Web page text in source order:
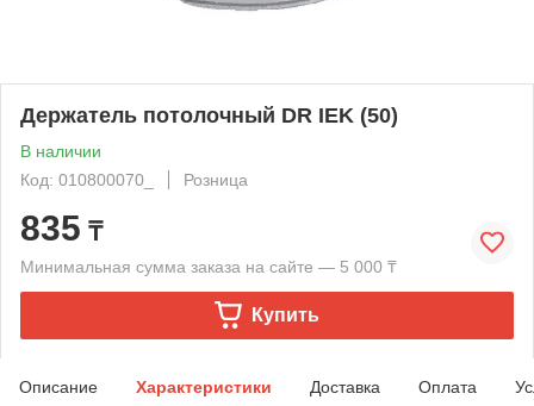
Держатель потолочный DR IEK (50)
В наличии
Код: 010800070_
Розница
835 ₸
Минимальная сумма заказа на сайте — 5 000 ₸
Купить
Описание Характеристики Доставка Оплата